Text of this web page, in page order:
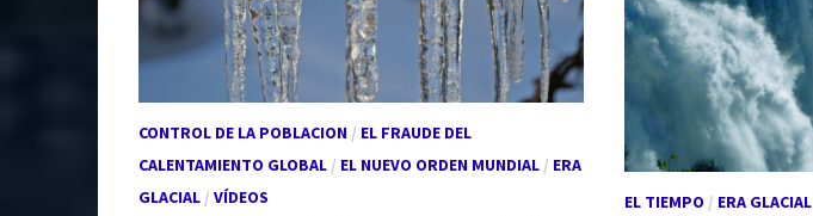
CONTROL DE LA POBLACION/ EL FRAUDE DEL
CALENTAMIENTO GLOBAL/ EL NUEVO ORDEN MUNDIAL/ ERA
GLACIAL/ VÍDEOS EL TIEMPO / ERA GLACIAL